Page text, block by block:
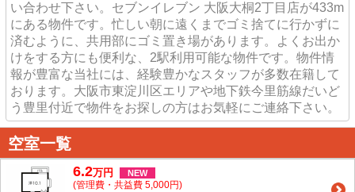
い合わせ下さい。セブンイレブン 大阪大桐2丁目店が433m
にある物件です。忙しい朝に遠くまでゴミ捨てに行かずに
済むように、共用部にゴミ置き場があります。よくお出か
けをする方にも便利な、2駅利用可能な物件です。物件情
報が豊富な当社には、経験豊かなスタッフが多数在籍して
おります。大阪市東淀川区エリアや地下鉄今里筋線だいど
う豊里付近で物件をお探しの方はお気軽にご連絡下さい。
空室一覧
6.2万円 NEW
(管理費・共益費 5,000円)